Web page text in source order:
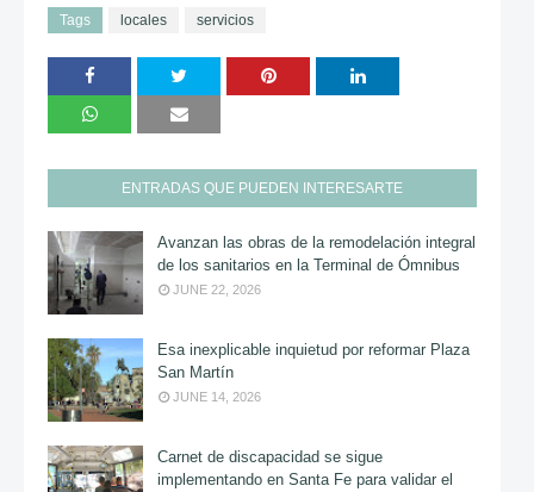
Tags locales servicios
ENTRADAS QUE PUEDEN INTERESARTE
Avanzan las obras de la remodelación integral
de los sanitarios en la Terminal de Ómnibus
JUNE 22, 2026
Esa inexplicable inquietud por reformar Plaza
San Martín
JUNE 14, 2026
Carnet de discapacidad se sigue
implementando en Santa Fe para validar el